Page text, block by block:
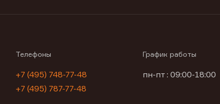
Телефоны
+7 (495) 748-77-48
+7 (495) 787-77-48
График работы
пн-пт : 09:00-18:00